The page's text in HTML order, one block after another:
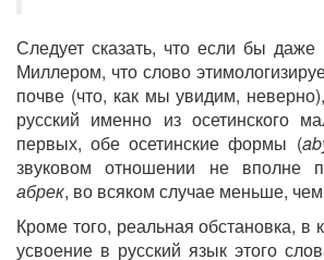
Следует сказать, что если бы
Миллером, что слово
почве (что, как мы увидим,
русский именно из осетинского
первых, обе осетинские формы (
звуковом отношении не вполне
абрек, во всяком случае меньше,
Кроме того, реальная обстановка, в
усвоение в русский язык этого